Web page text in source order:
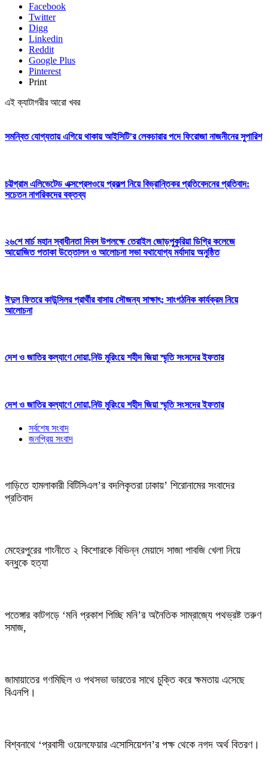
Facebook
Twitter
Digg
Linkedin
Reddit
Google Plus
Pinterest
Print
এই ক্যাটাগরীর আরো খবর
সমন্বিত যোগ্যতায় এগিয়ে থাকায় আইসিটি’র লেকচারার পদে ফিরোজা নাজনীনের সুপারিশ
চট্টগ্রাম এলিভেটেড এক্সপ্রেসওয়ে প্রকল্প নিয়ে বিভ্রান্তিকর প্রতিবেদনের প্রতিবাদ:
সচেতন নাগরিকদের বক্তব্য
২৬শে মার্চ মহান স্বাধীনতা দিবস উপলক্ষে তেরাইল জোড়পুকুরিয়া ডিগ্রি কলেজে
আয়োজিত পতাকা উত্তোলন ও আলোচনা সভা যথাযোগ্য মর্যাদায় অনুষ্ঠিত
ঈদুল ফিতরে কাউন্সিলর প্রার্থীর বাসায় সৌজন্য সাক্ষাৎ; সাংগঠনিক কার্যক্রম নিয়ে
আলোচনা
দেশ ও জাতির কল্যাণে দোয়া,নিউ মুরিংয়ে শহীদ জিয়া স্মৃতি সংসদের ইফতার
দেশ ও জাতির কল্যাণে দোয়া,নিউ মুরিংয়ে শহীদ জিয়া স্মৃতি সংসদের ইফতার
সর্বশেষ সংবাদ
জনপ্রিয় সংবাদ
গাড়িতে হামলাকারী বিটিসিএল’র বদলিকৃতরা ঢাকায়’ শিরোনামের সংবাদের
প্রতিবাদ
মেহেরপুরের গাংনীতে ২ কিশোরকে বিভিন্ন মেয়াদে সাজা পাবজি খেলা নিয়ে
বন্ধুকে হত্যা
পতেঙ্গার কাটগড়ে ‘মনি প্রকাশ পিচ্ছি মনি’র অনৈতিক সাম্রাজ্যে পথভ্রষ্ট তরুণ
সমাজ,
জামায়াতের গণমিছিল ও পথসভা ভারতের সাথে চুক্তি করে ক্ষমতায় এসেছে
বিএনপি।
বিশ্বনাথে ‘প্রবাসী ওয়েলফেয়ার এসোসিয়েশন’র পক্ষ থেকে নগদ অর্থ বিতরণ।